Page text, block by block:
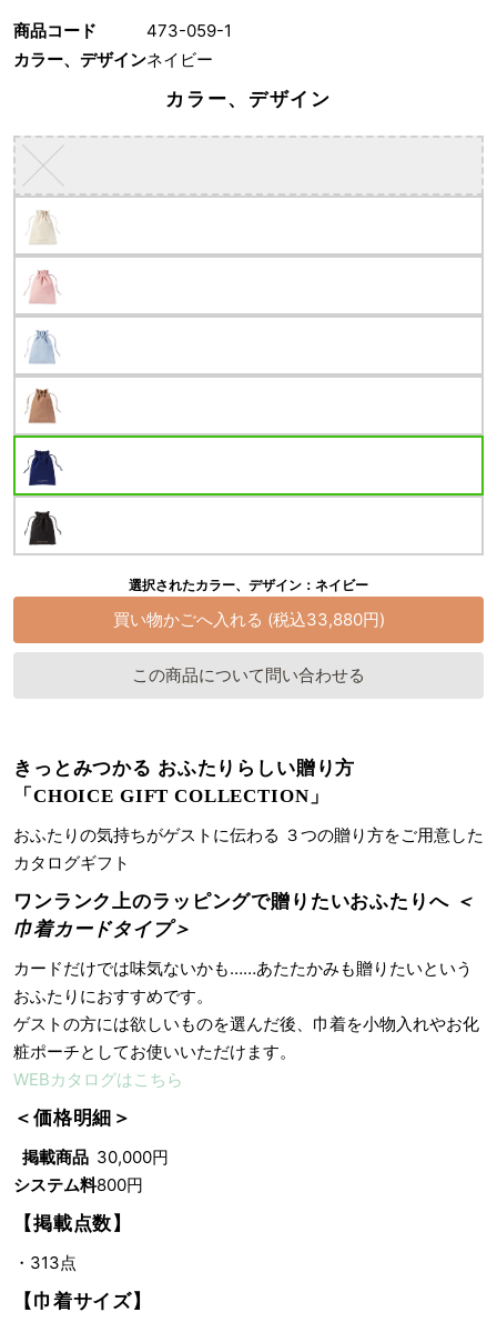
商品コード
473-059-1
カラー、デザインネイビー
カラー、デザイン
選択されたカラー、デザイン：ネイビー
この商品について問い合わせる
きっとみつかる おふたりらしい贈り方
「CHOICE GIFT COLLECTION」
おふたりの気持ちがゲストに伝わる ３つの贈り方をご用意した
カタログギフト
ワンランク上のラッピングで贈りたいおふたりへ ＜
巾着カードタイプ＞
カードだけでは味気ないかも……あたたかみも贈りたいという
おふたりにおすすめです。
ゲストの方には欲しいものを選んだ後、巾着を小物入れやお化
粧ポーチとしてお使いいただけます。
WEBカタログはこちら
＜価格明細＞
掲載商品 30,000円
システム料800円
【掲載点数】
・313点
【巾着サイズ】